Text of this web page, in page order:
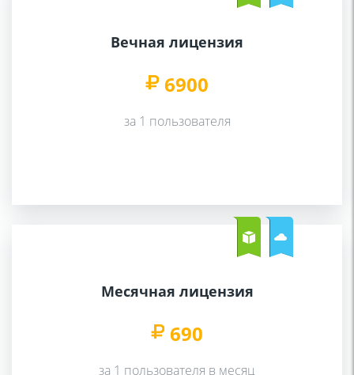
Вечная лицензия
6900
за 1 пользователя
Месячная лицензия
690
за 1 пользователя в месяц